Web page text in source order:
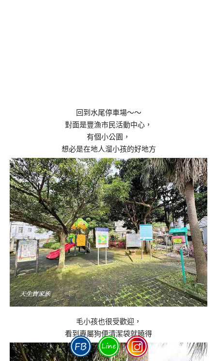
回到水尾停車場～～
對面是豐漁市民活動中心，
有個小公園，
想必是在地人溜小孩的好地方
毛小孩也很受歡迎，
看到專屬狗便清潔袋就曉得